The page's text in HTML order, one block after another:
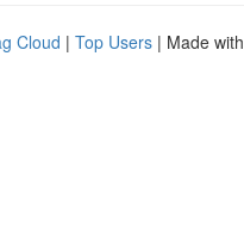
Cloud | Top Users | Made with